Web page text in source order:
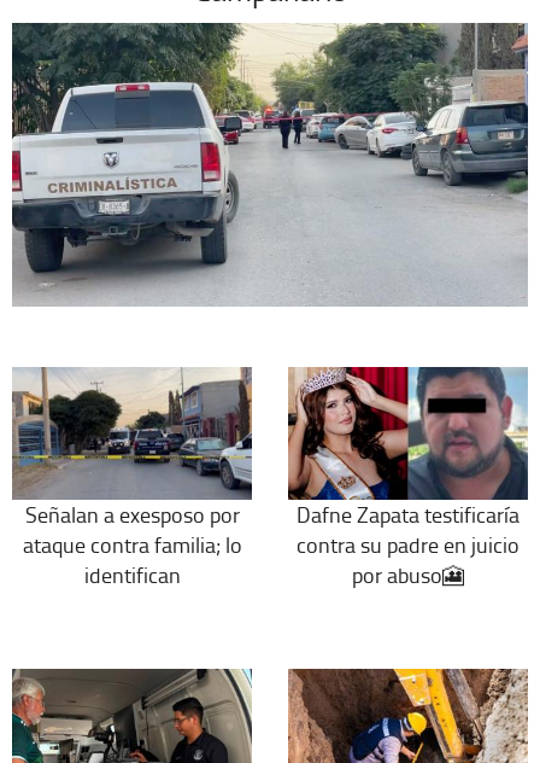
Señalan a exesposo por
ataque contra familia; lo
identifican
Dafne Zapata testificaría
contra su padre en juicio
por abuso🎦